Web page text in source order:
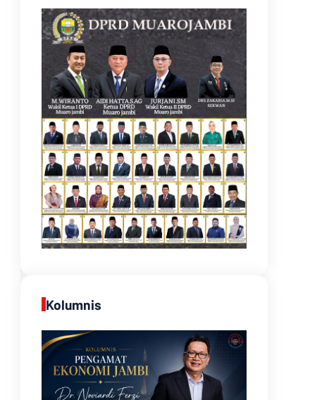
Kolumnis